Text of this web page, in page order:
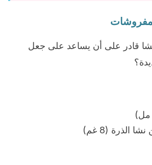
قادر على أن يساعد على جعل
الذرة (8 غم)